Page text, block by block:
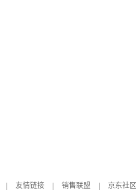
友情链接 销售联盟 京东社区